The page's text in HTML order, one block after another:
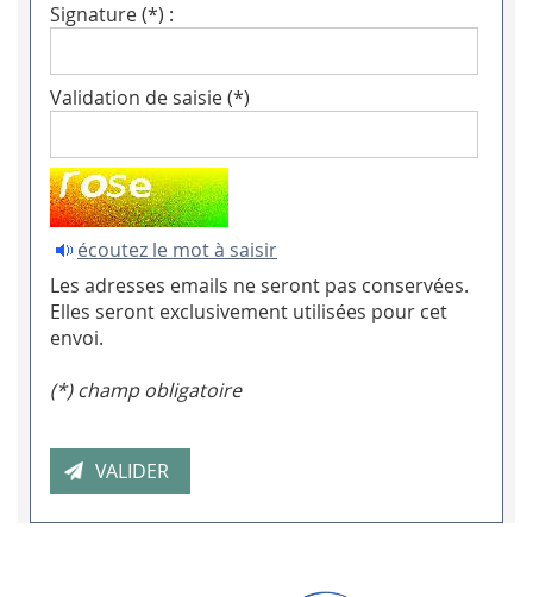
Signature (*) :
Validation de saisie (*)
écoutez le mot à saisir
Les adresses emails ne seront pas conservées.
Elles seront exclusivement utilisées pour cet
envoi.
(*) champ obligatoire